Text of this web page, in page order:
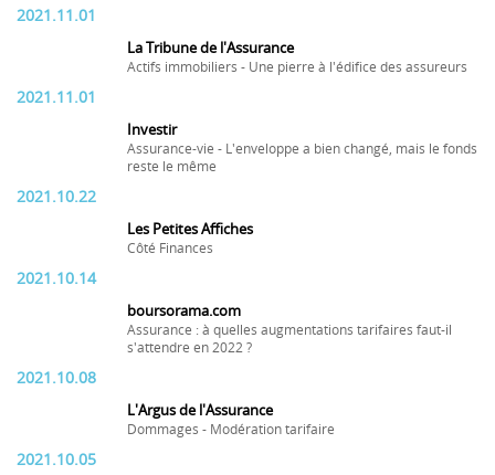
2021.11.01
La Tribune de l'Assurance
Actifs immobiliers - Une pierre à l'édifice des assureurs
2021.11.01
Investir
Assurance-vie - L'enveloppe a bien changé, mais le fonds
reste le même
2021.10.22
Les Petites Affiches
Côté Finances
2021.10.14
boursorama.com
Assurance : à quelles augmentations tarifaires faut-il
s'attendre en 2022 ?
2021.10.08
L'Argus de l'Assurance
Dommages - Modération tarifaire
2021.10.05